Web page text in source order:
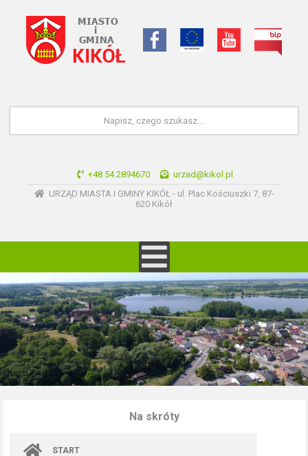
+48 54 2894670
urzad@kikol.pl
URZĄD MIASTA I GMINY KIKÓŁ - ul. Plac Kościuszki 7, 87-
620 Kikół
Na skróty
START